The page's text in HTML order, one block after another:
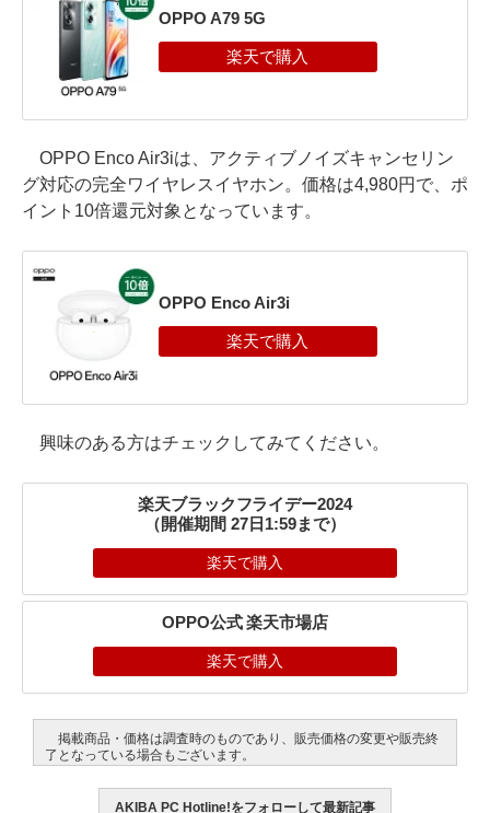
OPPO A79 5G
OPPO Enco Air3iは、アクティブノイズキャンセリン
グ対応の完全ワイヤレスイヤホン。価格は4,980円で、ポ
イント10倍還元対象となっています。
OPPO Enco Air3i
興味のある方はチェックしてみてください。
楽天ブラックフライデー2024
（開催期間 27日1:59まで）
楽天で購入
OPPO公式 楽天市場店
楽天で購入
掲載商品・価格は調査時のものであり、販売価格の変更や販売終
了となっている場合もございます。
AKIBA PC Hotline!をフォローして最新記事